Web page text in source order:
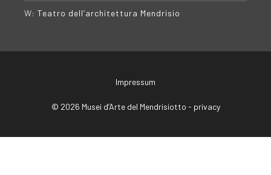
W: Teatro dell’architettura Mendrisio
Impressum
© 2026 Musei d’Arte del Mendrisiotto - privacy